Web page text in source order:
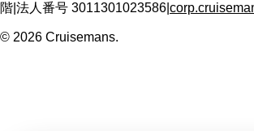
階 法人番号 3011301023586
© 2026 Cruisemans.